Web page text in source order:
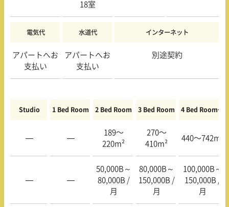
18室
電気代 水道代 インターネット
アパートへお
支払い
アパートへお
支払い
別途契約
Studio 1 Bed Room 2 Bed Room 3 Bed Room 4 Bed Room〜
— —
189〜
220m²
270〜
410m²
440〜742m²
— —
50,000B～
80,000B /
月
80,000B～
150,000B /
月
100,000B～
150,000B /
月